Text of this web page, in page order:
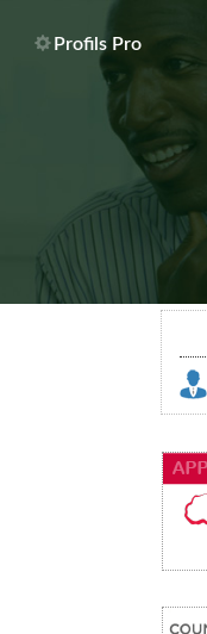
Profils Pro